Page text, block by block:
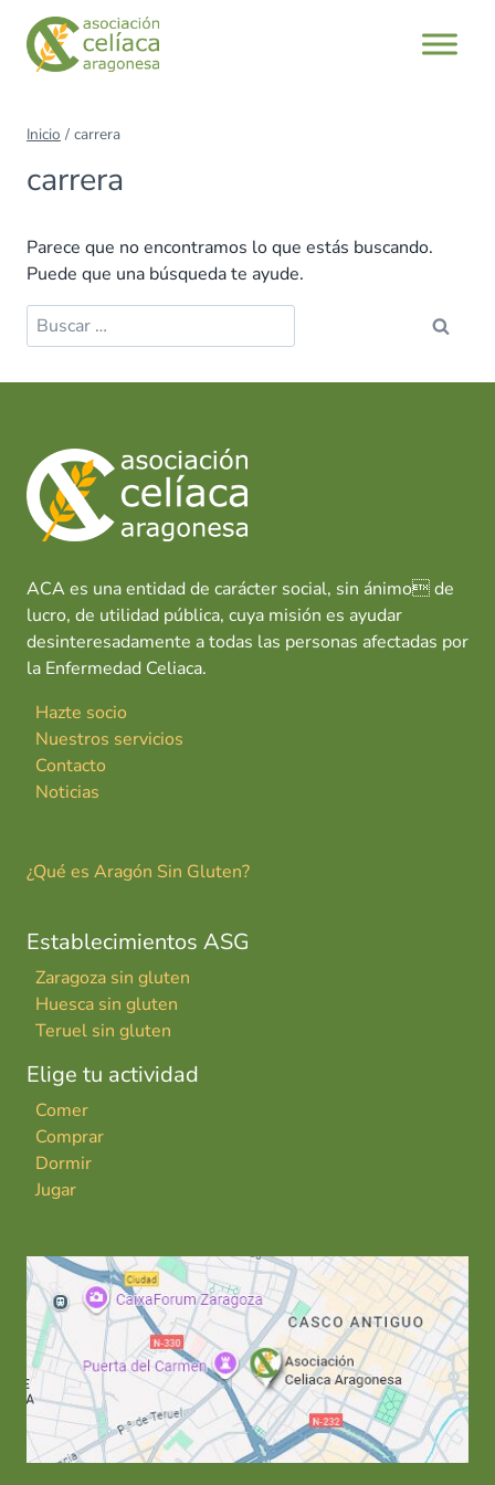
Saltar
contenido
Inicio / carrera
carrera
Parece que no encontramos lo que estás buscando.
Puede que una búsqueda te ayude.
Buscar:
ACA es una entidad de carácter social, sin ánimo de
lucro, de utilidad pública, cuya misión es ayudar
desinteresadamente a todas las personas afectadas por
la Enfermedad Celiaca.
Hazte socio
Nuestros servicios
Contacto
Noticias
¿Qué es Aragón Sin Gluten?
Establecimientos ASG
Zaragoza sin gluten
Huesca sin gluten
Teruel sin gluten
Elige tu actividad
Comer
Comprar
Dormir
Jugar